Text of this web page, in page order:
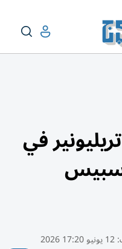
في
12 يونيو 17:20 2026